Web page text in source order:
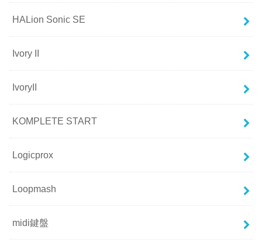
HALion Sonic SE
Ivory II
IvoryII
KOMPLETE START
Logicprox
Loopmash
midi鍵盤